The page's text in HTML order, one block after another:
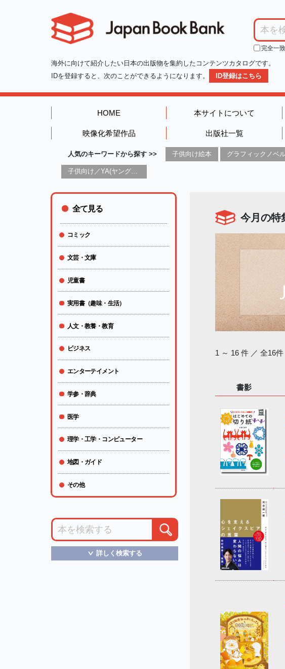
完全一
海外に向けて紹介したい日本の出版物を集約したコンテンツカタログです。
IDを登録すると、次のことができるようになります。
ID登録はこちら
HOME 本サイトについて
映像化希望作品 出版社一覧
人気のキーワードから探す >> 子供向け絵本
子供向け／YA(ヤングアダルト)向け一般：芸術&芸術家
今月の特
1 ～ 16 件 ／ 全16件
書影
全て見る
コミック
文芸・文庫
児童書
実用書（趣味・生活）
人文・教養・教育
ビジネス
エンターテイメント
学参・辞典
医学
理学・工学・コンピューター
地図・ガイド
その他
＞詳しく検索する